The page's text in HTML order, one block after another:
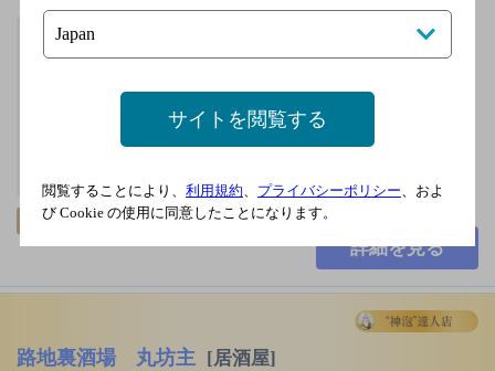
飲み放題
富山地方鉄道本線 東三
日市駅 徒歩6分／JR北陸
毎週日曜日
3,000円以上～5,000円未
80席
詳細を見る
路地裏酒場 丸坊主 [居酒屋]
サイトを閲覧する
閲覧することにより、 利用規約 プライバシーポリシー 、およ
び Cookie の使用に同意したことになります。